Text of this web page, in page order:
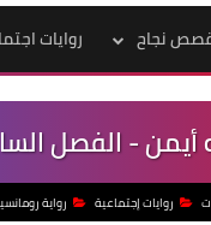
نجاح روايات
أيمن - الفصل
روايات إجتماعية رواية